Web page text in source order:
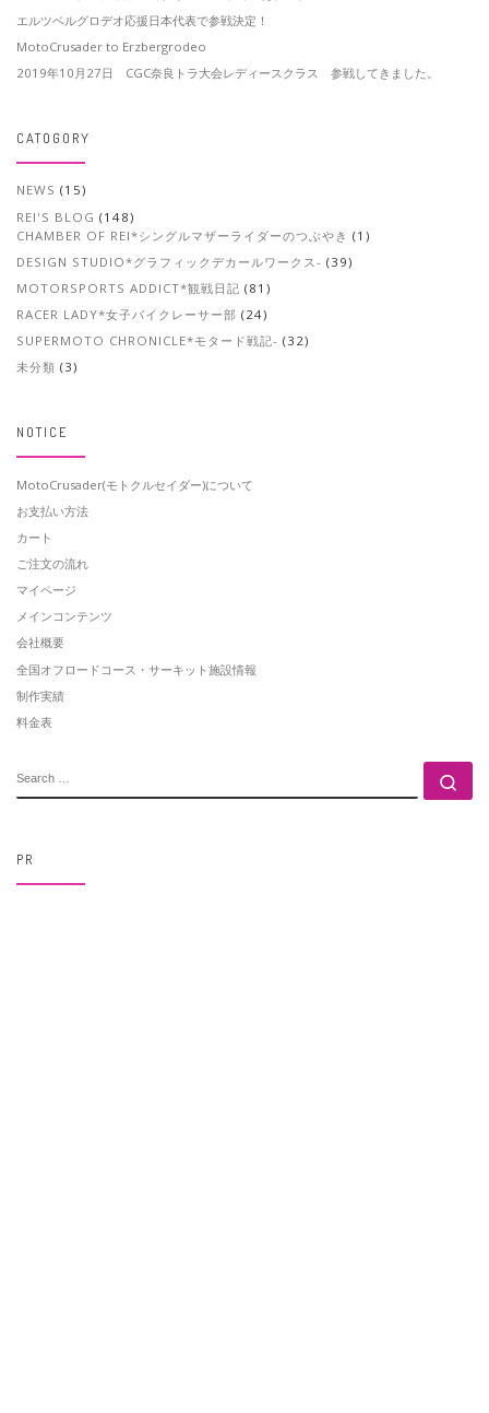
エルツベルグロデオ応援日本代表で参戦決定！
MotoCrusader to Erzbergrodeo
2019年10月27日 CGC奈良トラ大会レディースクラス 参戦してきました。
CATOGORY
NEWS (15)
REI'S BLOG (148)
CHAMBER OF REI*シングルマザーライダーのつぶやき (1)
DESIGN STUDIO*グラフィックデカールワークス- (39)
MOTORSPORTS ADDICT*観戦日記 (81)
RACER LADY*女子バイクレーサー部 (24)
SUPERMOTO CHRONICLE*モタード戦記- (32)
未分類 (3)
NOTICE
MotoCrusader(モトクルセイダー)について
お支払い方法
カート
ご注文の流れ
マイページ
メインコンテンツ
会社概要
全国オフロードコース・サーキット施設情報
制作実績
料金表
PR